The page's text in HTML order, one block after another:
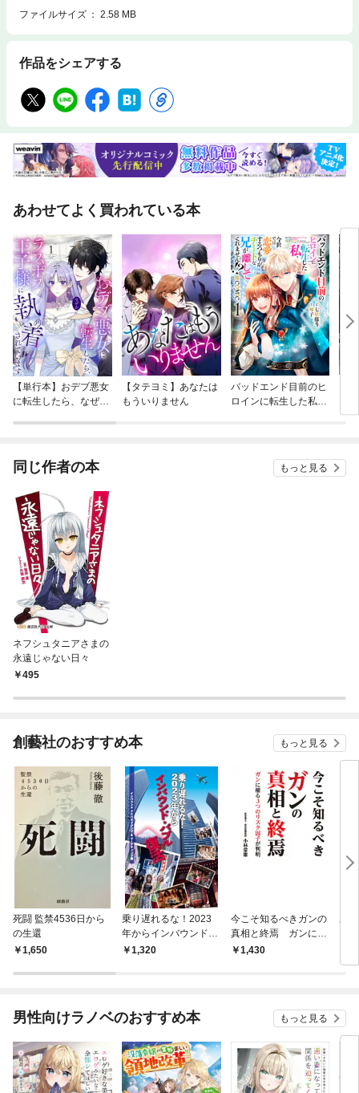
ファイルサイズ
2.58 MB
作品をシェアする
あわせてよく買われている本
【単行本】おデブ悪女
に転生したら、なぜか
【タテヨミ】あなたは
もういりません
バッドエンド目前のヒ
ロインに転生した私、
同じ作者の本 もっと見る
ネフシュタニアさまの
永遠じゃない日々
495
創藝社のおすすめ本 もっと見る
死闘 監禁4536日から
の生還
1,650
乗り遅れるな！2023
年からインバウンド・
バブル復活
1,320
今こそ知るべきガンの
真相と終焉 ガンに罹
る３つのリスク因子が
1,430
あ
変
男性向けラノベのおすすめ本 もっと見る